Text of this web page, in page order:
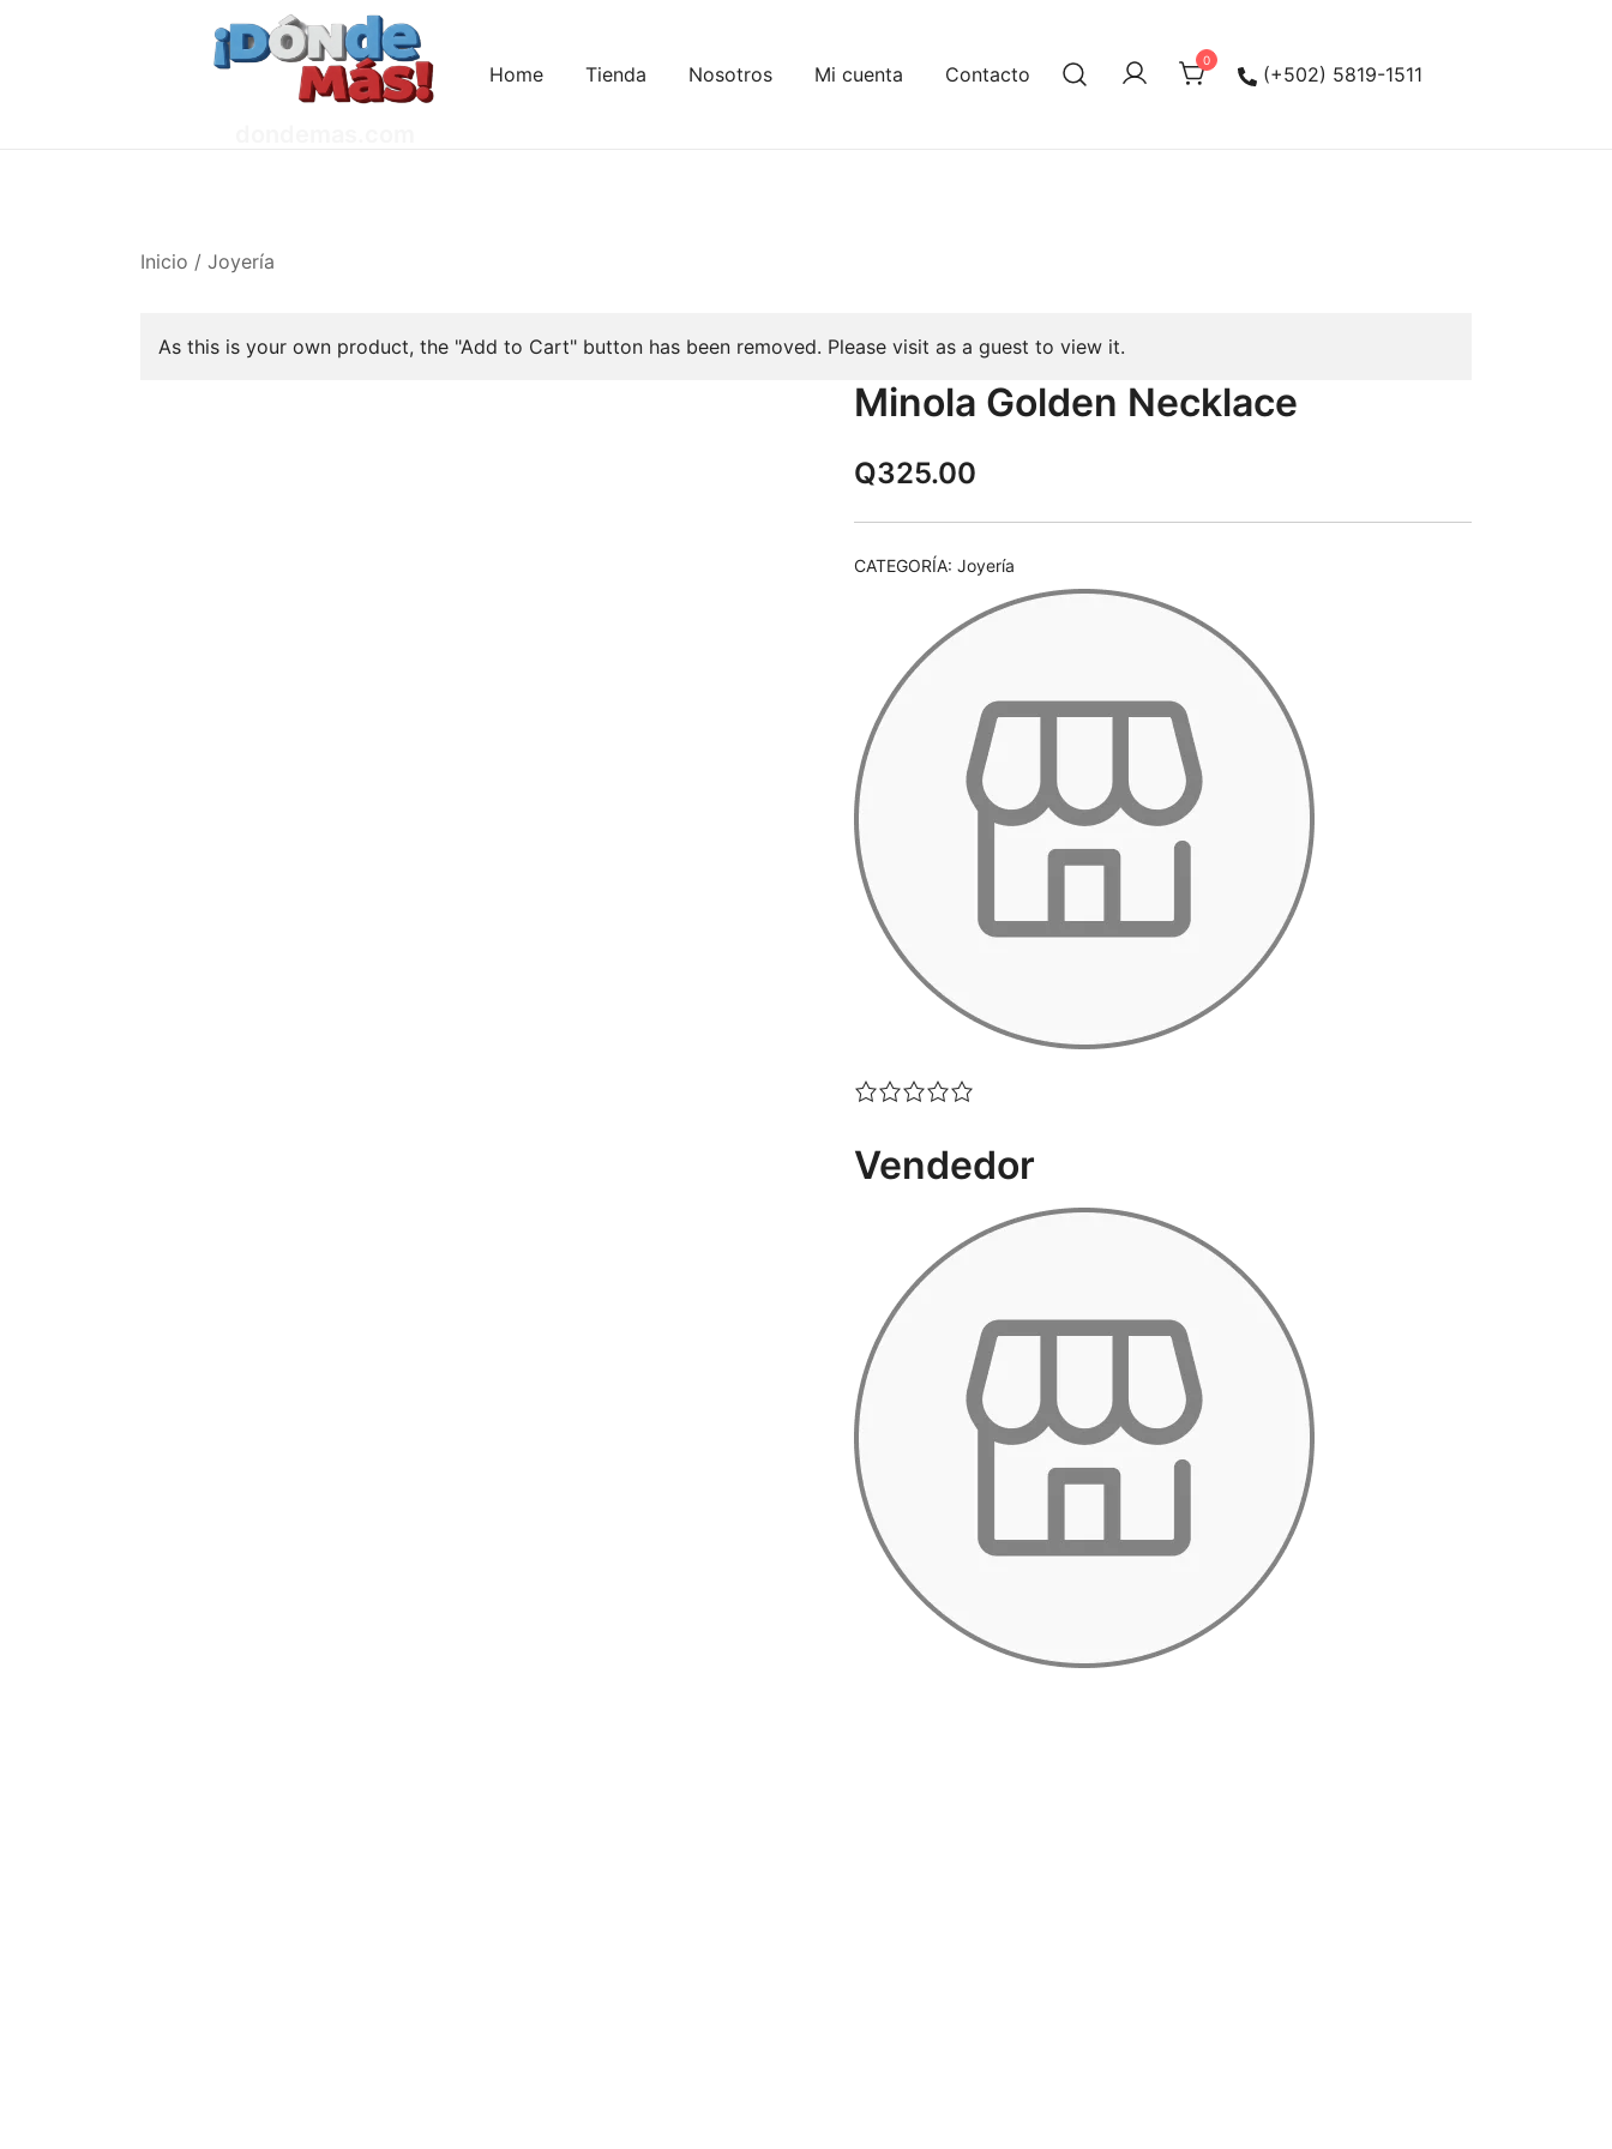
Home Tienda Nosotros Mi cuenta Contacto
0
(+502) 5819-1511
Inicio / Joyería
As this is your own product, the "Add to Cart" button has been removed. Please visit as a guest to view it.
Minola Golden Necklace
Q325.00
CATEGORÍA: Joyería
Vendedor